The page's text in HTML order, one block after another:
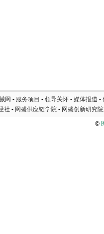
网 - 服务项目 - 领导关怀 - 媒体报道 -
社 - 网盛供应链学院 - 网盛创新研究院
©